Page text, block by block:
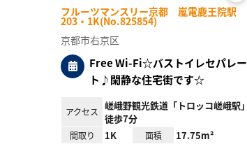
フルーツマンスリー京都 嵐電鹿王院駅
203・1K(No.825854)
お気
に入
京都市右京区
Free Wi-Fi☆バストイレセパレー
ト♪閑静な住宅街です☆
アクセス
嵯峨野観光鉄道「トロッコ嵯峨駅」
徒歩7分
間取り 1K 面積 17.75m²